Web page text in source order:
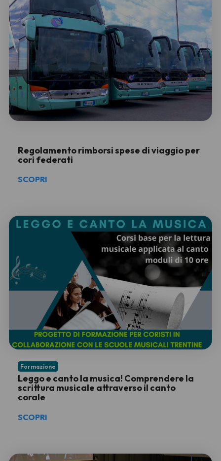
Regolamento rimborsi spese di viaggio per
cori federati
SCOPRI
Leggo e canto la musica! Comprendere la
scrittura musicale attraverso il canto
corale
Formazione
SCOPRI